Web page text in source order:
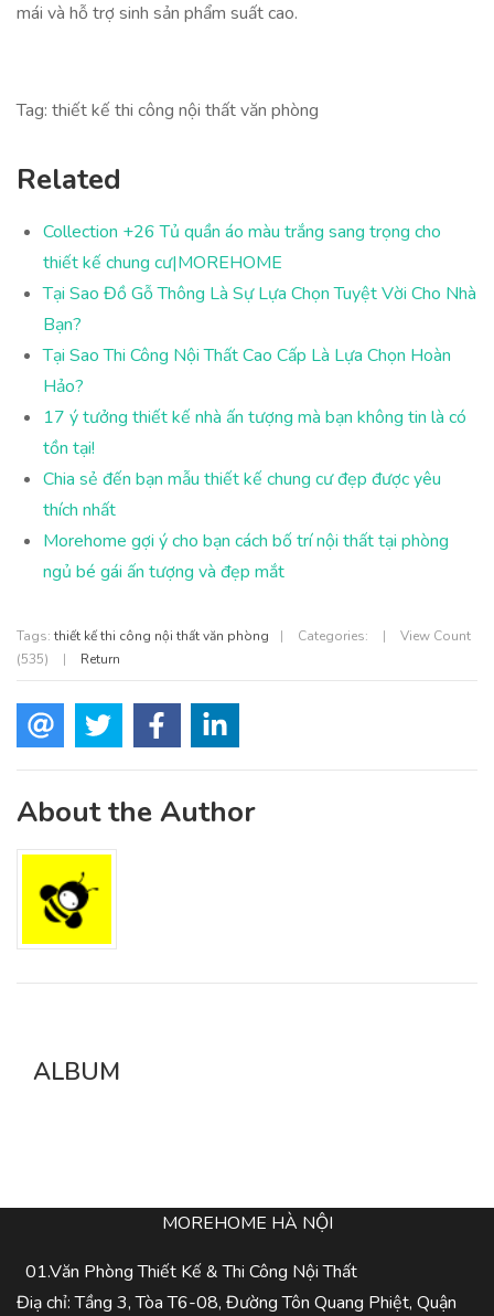
mái và hỗ trợ sinh sản phẩm suất cao.
Tag: thiết kế thi công nội thất văn phòng
Related
Collection +26 Tủ quần áo màu trắng sang trọng cho
thiết kế chung cư|MOREHOME
Tại Sao Đồ Gỗ Thông Là Sự Lựa Chọn Tuyệt Vời Cho Nhà
Bạn?
Tại Sao Thi Công Nội Thất Cao Cấp Là Lựa Chọn Hoàn
Hảo?
17 ý tưởng thiết kế nhà ấn tượng mà bạn không tin là có
tồn tại!
Chia sẻ đến bạn mẫu thiết kế chung cư đẹp được yêu
thích nhất
Morehome gợi ý cho bạn cách bố trí nội thất tại phòng
ngủ bé gái ấn tượng và đẹp mắt
Tags: thiết kế thi công nội thất văn phòng | Categories: |
View Count
(535)
| Return
About the Author
ALBUM
MOREHOME HÀ NỘI
01.Văn Phòng Thiết Kế & Thi Công Nội Thất
Điạ chỉ: Tầng 3, Tòa T6-08, Đường Tôn Quang Phiệt, Quận